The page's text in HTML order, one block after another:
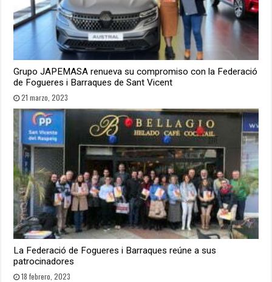
Grupo JAPEMASA renueva su compromiso con la Federació
de Fogueres i Barraques de Sant Vicent
21 marzo, 2023
La Federació de Fogueres i Barraques reúne a sus
patrocinadores
18 febrero, 2023